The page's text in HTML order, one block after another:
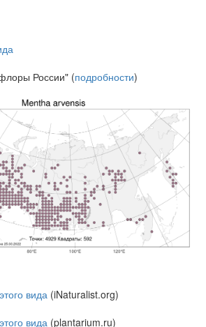
России" (подробности)
вида (iNaturalist.org)
вида (plantarium.ru)